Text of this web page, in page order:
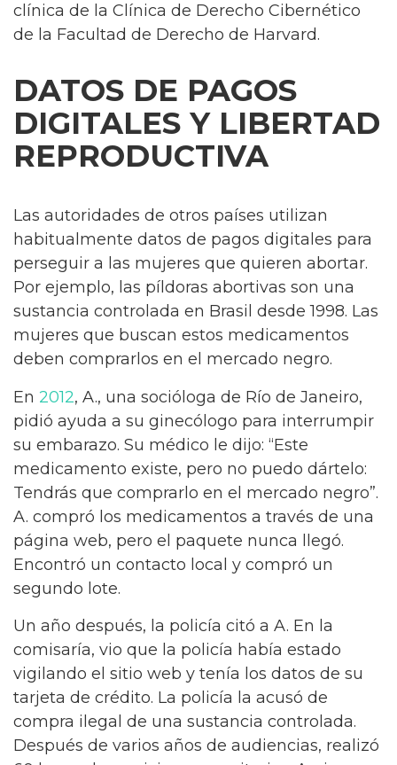
clínica de la Clínica de Derecho Cibernético
de la Facultad de Derecho de Harvard.
DATOS DE PAGOS
DIGITALES Y LIBERTAD
REPRODUCTIVA
Las autoridades de otros países utilizan
habitualmente datos de pagos digitales para
perseguir a las mujeres que quieren abortar.
Por ejemplo, las píldoras abortivas son una
sustancia controlada en Brasil desde 1998. Las
mujeres que buscan estos medicamentos
deben comprarlos en el mercado negro.
En 2012, A., una socióloga de Río de Janeiro,
pidió ayuda a su ginecólogo para interrumpir
su embarazo. Su médico le dijo: “Este
medicamento existe, pero no puedo dártelo:
Tendrás que comprarlo en el mercado negro”.
A. compró los medicamentos a través de una
página web, pero el paquete nunca llegó.
Encontró un contacto local y compró un
segundo lote.
Un año después, la policía citó a A. En la
comisaría, vio que la policía había estado
vigilando el sitio web y tenía los datos de su
tarjeta de crédito. La policía la acusó de
compra ilegal de una sustancia controlada.
Después de varios años de audiencias, realizó